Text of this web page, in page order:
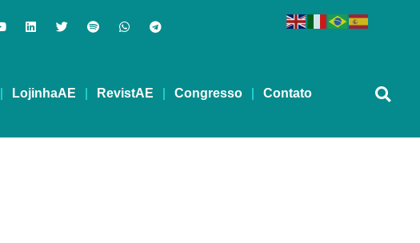
LojinhaAE RevistAE Congresso Contato